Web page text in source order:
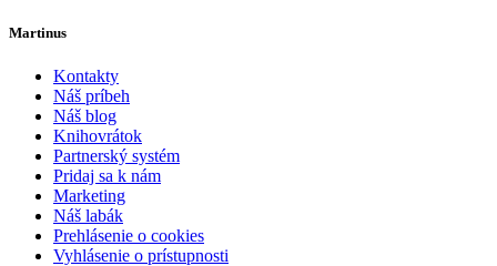
Martinus
Kontakty
Náš príbeh
Náš blog
Knihovrátok
Partnerský systém
Pridaj sa k nám
Marketing
Náš labák
Prehlásenie o cookies
Vyhlásenie o prístupnosti